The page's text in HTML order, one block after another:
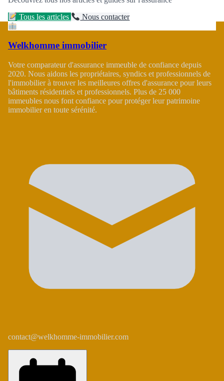
Tous les articles Nous contacter
Welkhomme immobilier
Votre comparateur d'assurance immeuble de confiance depuis
2020. Nous aidons les propriétaires, syndics et professionnels de
l'immobilier à trouver les meilleures offres d'assurance pour leurs
bâtiments résidentiels et professionnels. Plus de 25 000
immeubles nous font confiance pour protéger leur patrimoine
immobilier en toute sérénité.
contact@welkhomme-immobilier.com